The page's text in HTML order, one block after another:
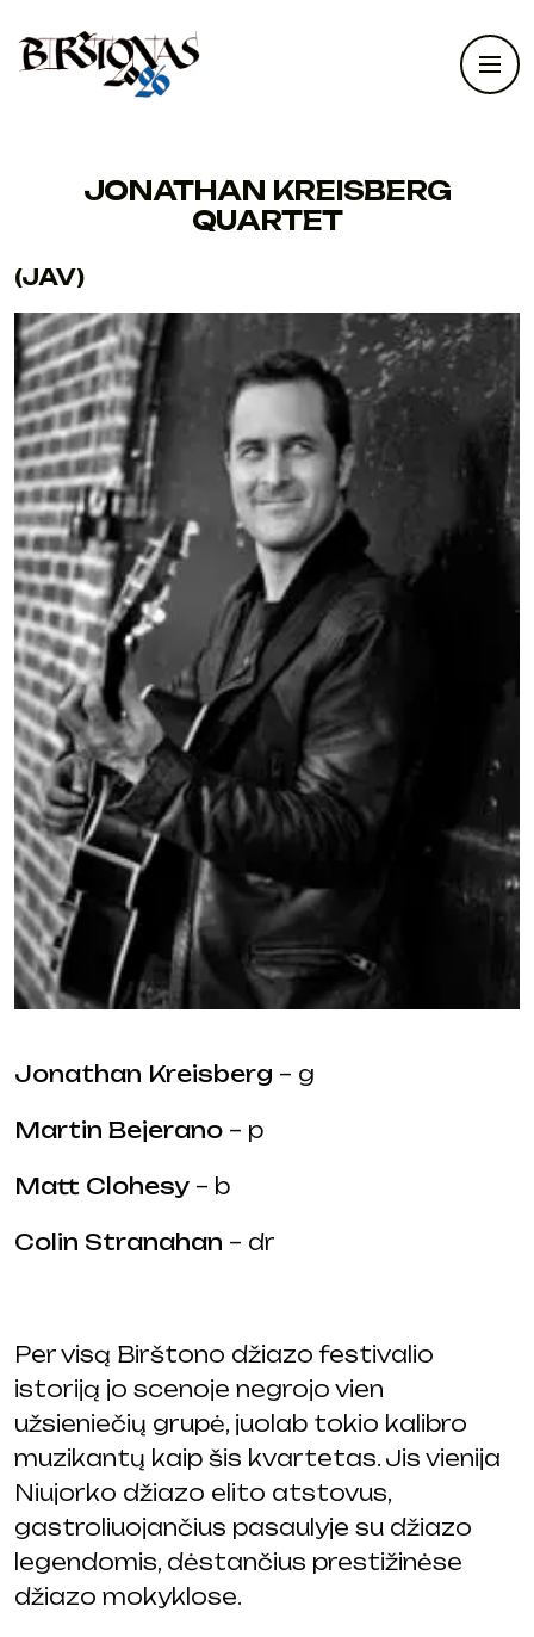
JONATHAN KREISBERG
QUARTET
(JAV)
Jonathan Kreisberg – g
Martin Bejerano – p
Matt Clohesy – b
Colin Stranahan – dr
Per visą Birštono džiazo festivalio
istoriją jo scenoje negrojo vien
užsieniečių grupė, juolab tokio kalibro
muzikantų kaip šis kvartetas. Jis vienija
Niujorko džiazo elito atstovus,
gastroliuojančius pasaulyje su džiazo
legendomis, dėstančius prestižinėse
džiazo mokyklose.